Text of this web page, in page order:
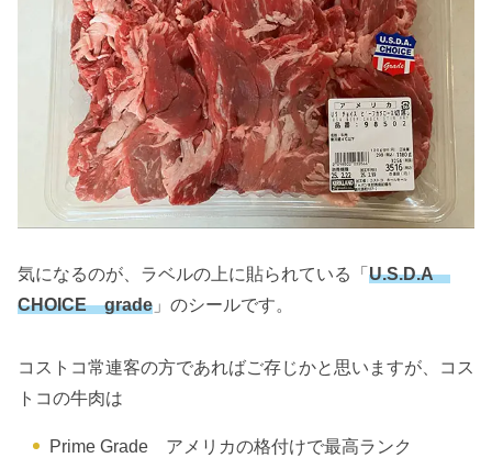
気になるのが、ラベルの上に貼られている「 U.S.D.A
CHOICE grade 」のシールです。
コストコ常連客の方であればご存じかと思いますが、コス
トコの牛肉は
Prime Grade アメリカの格付けで最高ランク